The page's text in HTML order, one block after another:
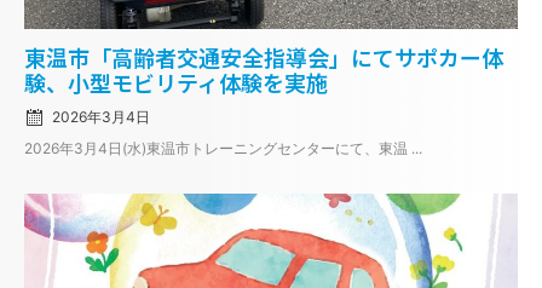
東温市「高齢者交通安全指導会」にてサポカー体
験、小型モビリティ体験を実施
Posted
on
2026年3月4日
2026年3月4日(水)東温市トレーニングセンターにて、東温 ...